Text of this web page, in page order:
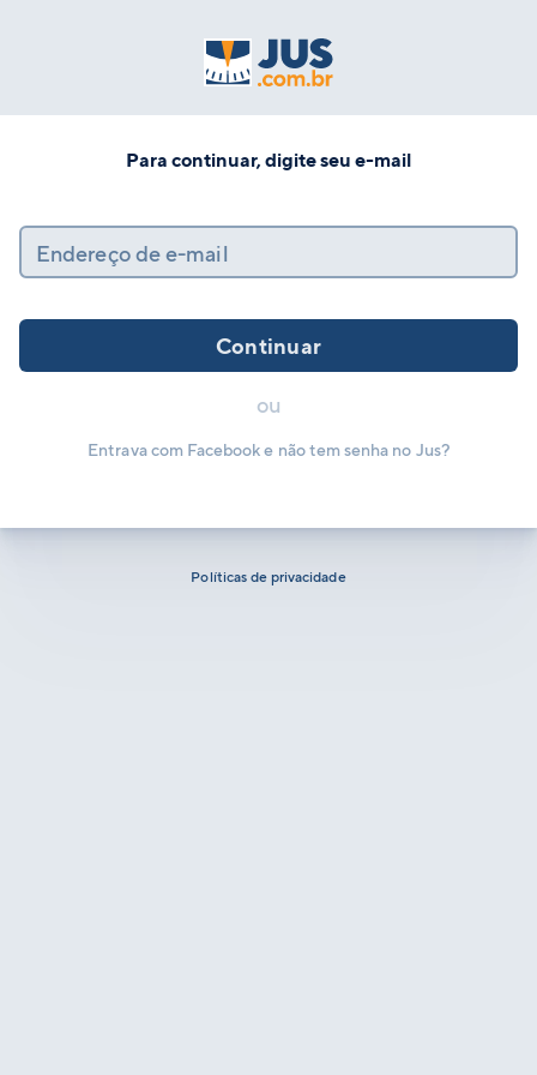
Para continuar, digite seu e-mail
Endereço de e-mail
Continuar
ou
Entrava com Facebook e não tem senha no Jus?
Políticas de privacidade